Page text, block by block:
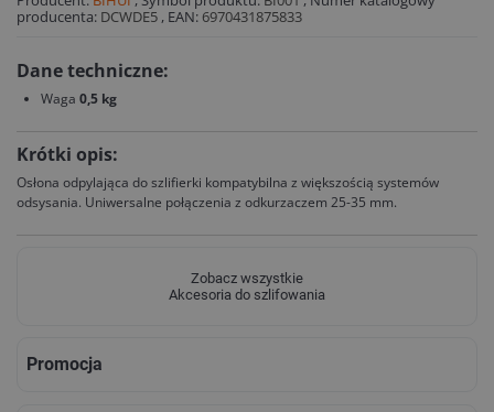
producenta: DCWDE5 , EAN: 6970431875833
Dane techniczne:
Waga 0,5 kg
Krótki opis:
Osłona odpylająca do szlifierki kompatybilna z większością systemów
odsysania. Uniwersalne połączenia z odkurzaczem 25-35 mm.
Zobacz wszystkie
Akcesoria do szlifowania
Promocja